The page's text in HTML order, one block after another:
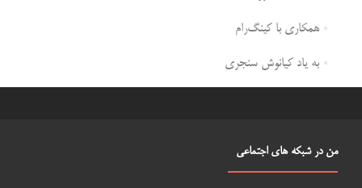
همکاری با کینگ‌رام
به یاد کیانوش سنجری
من در شبکه های اجتماعی